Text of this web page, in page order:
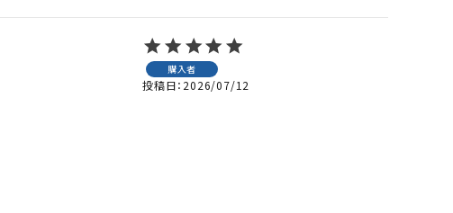
購入者
投稿日 2026/07/12